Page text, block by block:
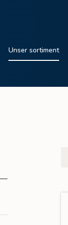
Unser sortiment